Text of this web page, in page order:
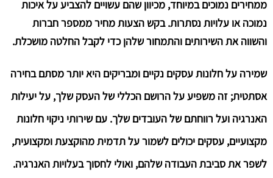
ממחירים נמוכים במיוחד, מכיוון שהם עשויים להצביע על איכות
נמוכה או עלויות נסתרות. בקש הצעות מחיר ממספר חברות
והשווה את השירותים והתמחור שלהן כדי לקבל החלטה מושכלת.
שמירה על חלונות עסקים נקיים ומבריקים היא יותר מסתם בחירה
אסתטית; זה משפיע על הרושם הכללי של העסק שלך, על יעילות
האנרגיה ועל רווחתם של העובדים שלך. עם שירותי ניקוי חלונות
מקצועיים, עסקים יכולים לשמור על תדמית מהוקצעת ומקצועית,
לשפר את סביבת העבודה שלהם, ואולי לחסוך בעלויות האנרגיה.